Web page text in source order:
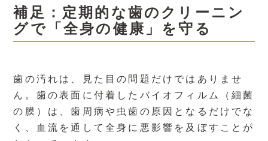
補足：定期的な歯のクリーニン
グで「全身の健康」を守る
歯の汚れは、見た目の問題だけではありませ
ん。歯の表面に付着したバイオフィルム（細菌
の膜）は、歯周病や虫歯の原因となるだけでな
く、血流を通して全身に悪影響を及ぼすことが